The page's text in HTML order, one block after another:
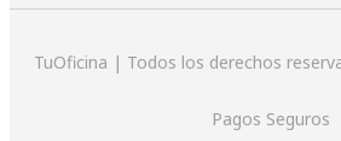
TuOficina | Todos los derechos
Pagos Seguros